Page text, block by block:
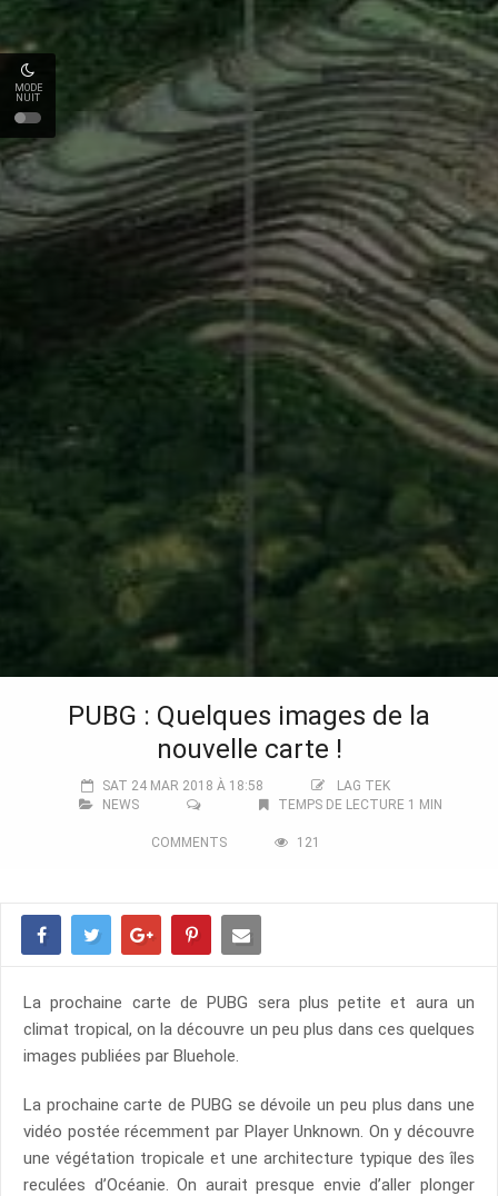
MODE
NUIT
PUBG : Quelques images de la
nouvelle carte !
SAT 24 MAR 2018 À 18:58
LAG TEK
NEWS
TEMPS DE LECTURE 1 MIN
COMMENTS 121
La prochaine carte de PUBG sera plus petite et aura un
climat tropical, on la découvre un peu plus dans ces quelques
images publiées par Bluehole.
La prochaine carte de PUBG se dévoile un peu plus dans une
vidéo postée récemment par Player Unknown. On y découvre
une végétation tropicale et une architecture typique des îles
reculées d’Océanie. On aurait presque envie d’aller plonger